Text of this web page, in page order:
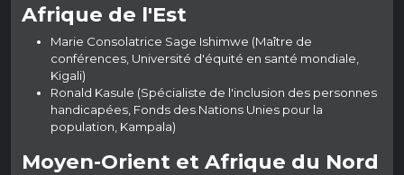
Afrique de l'Est
Marie Consolatrice Sage Ishimwe (Maître de
conférences, Université d'équité en santé mondiale,
Kigali)
Ronald Kasule (Spécialiste de l'inclusion des personnes
handicapées, Fonds des Nations Unies pour la
population, Kampala)
Moyen-Orient et Afrique du Nord